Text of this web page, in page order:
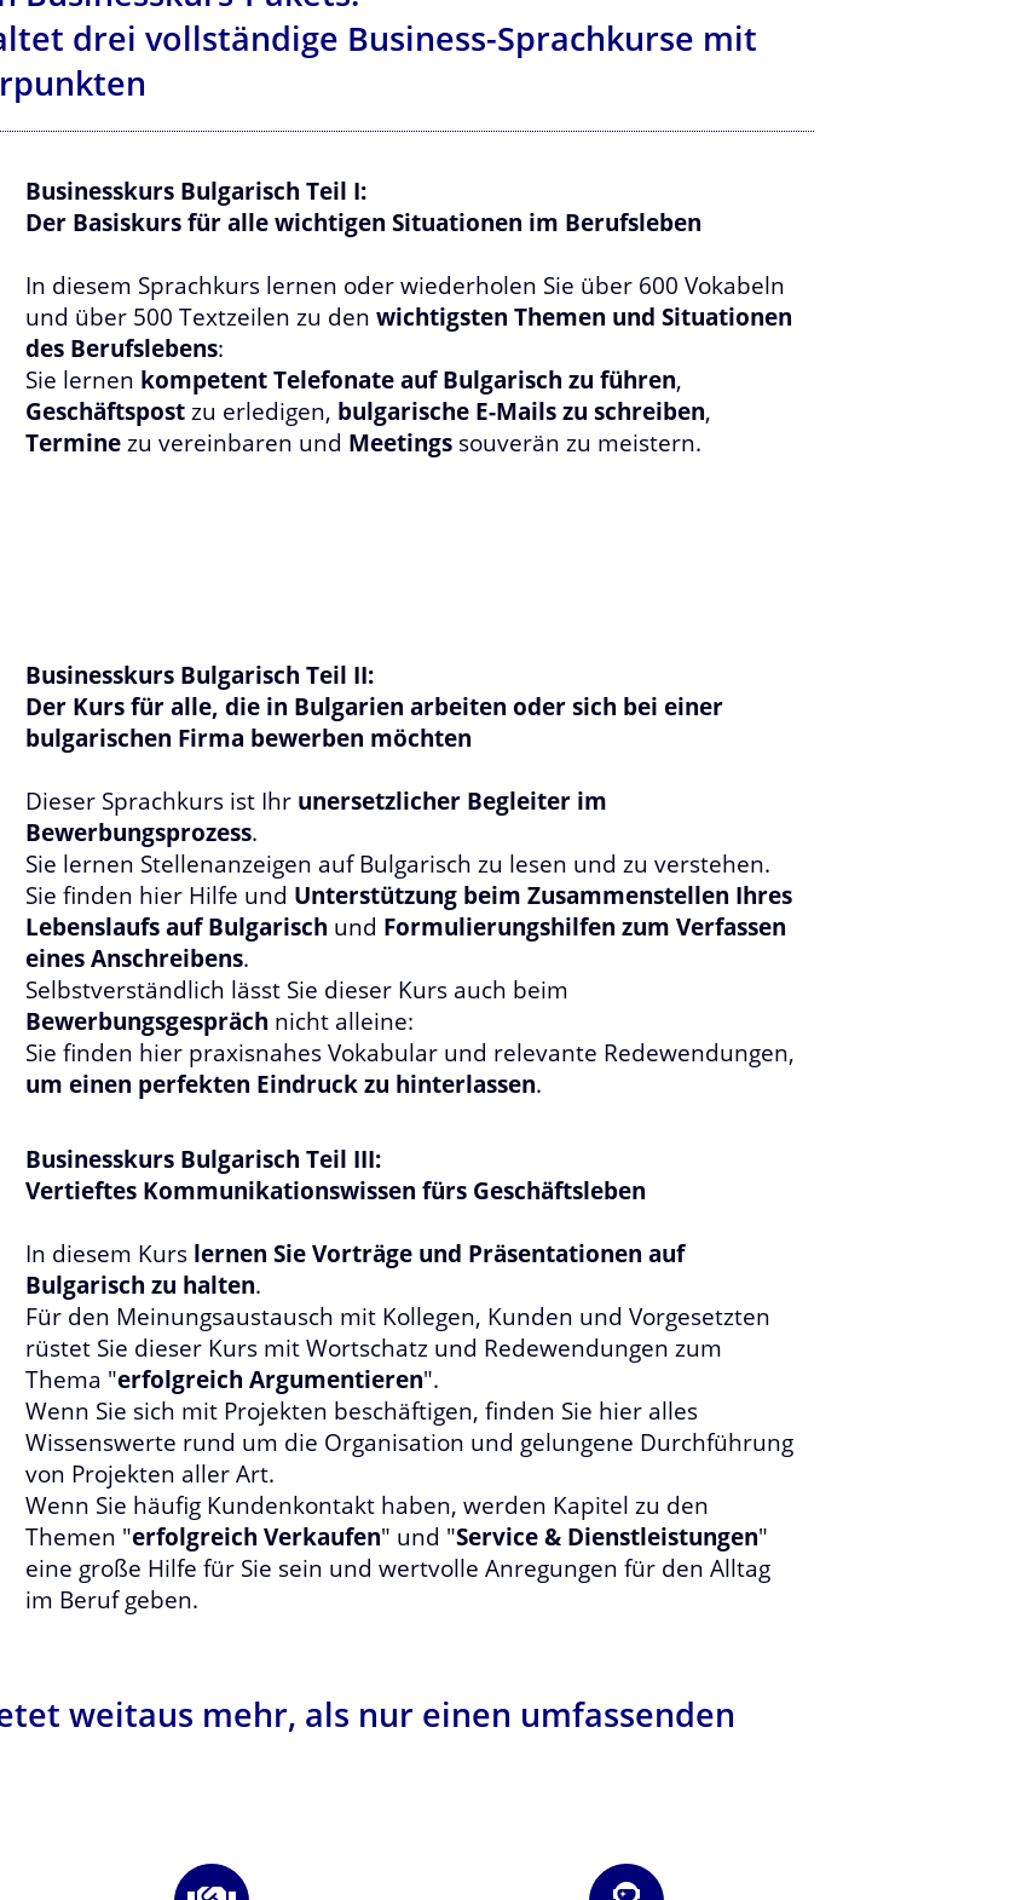
drei vollständige Business-Sprachkurse mit
Businesskurs Bulgarisch Teil I:
Der Basiskurs für alle wichtigen Situationen im Berufsleben
In diesem Sprachkurs lernen oder wiederholen Sie über 600 Vokabeln
und über 500 Textzeilen zu denwichtigsten Themen und Situationen
des Berufslebens:
Sie lernen kompetent Telefonate auf Bulgarisch zu führen,
Geschäftspost zu erledigen, bulgarische E-Mails zu schreiben,
Termine zu vereinbaren und Meetings souverän zu meistern.
Businesskurs Bulgarisch Teil II:
Der Kurs für alle, die in Bulgarien arbeiten oder sich bei einer
bulgarischen Firma bewerben möchten
Dieser Sprachkurs ist Ihr unersetzlicher Begleiter im
Bewerbungsprozess.
Sie lernen Stellenanzeigen auf Bulgarisch zu lesen und zu verstehen.
Sie finden hier Hilfe und Unterstützung beim Zusammenstellen Ihres
Lebenslaufs auf Bulgarisch und Formulierungshilfen zum Verfassen
eines Anschreibens.
Selbstverständlich lässt Sie dieser Kurs auch beim
Bewerbungsgespräch nicht alleine:
Sie finden hier praxisnahes Vokabular und relevante Redewendungen,
um einen perfekten Eindruck zu hinterlassen.
Businesskurs Bulgarisch Teil III:
Vertieftes Kommunikationswissen fürs Geschäftsleben
In diesem Kurs lernen Sie Vorträge und Präsentationen auf
Bulgarisch zu halten.
Für den Meinungsaustausch mit Kollegen, Kunden und Vorgesetzten
rüstet Sie dieser Kurs mit Wortschatz und Redewendungen zum
Thema "erfolgreich Argumentieren".
Wenn Sie sich mit Projekten beschäftigen, finden Sie hier alles
Wissenswerte rund um die Organisation und gelungene Durchführung
von Projekten aller Art.
Wenn Sie häufig Kundenkontakt haben, werden Kapitel zu den
Themen "erfolgreich Verkaufen" und "Service & Dienstleistungen"
eine große Hilfe für Sie sein und wertvolle Anregungen für den Alltag
im Beruf geben.
weitaus mehr, als nur einen umfassenden